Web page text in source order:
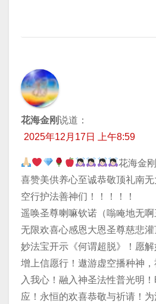
花海金刚说道：
2025年12月17日 上午8:59
花海金
喜赞美供养心至诚恭敬顶礼南
空行护法善神们！！！！！
遥唤圣尊喇嘛钦诺（嗡唵地无啊
无限欢喜心感恩大恩圣尊慈悲
妙法宝开示《何谓超脱》！愿
增上信愿行！遨游虚空播种神
入我心！融入神圣法性普光明
应！永恒的欢喜恭敬与祈请！